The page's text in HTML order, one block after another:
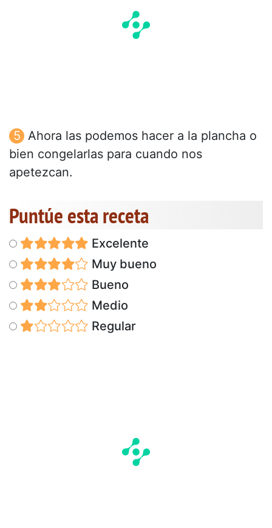
Ahora las podemos hacer a la plancha o
bien congelarlas para cuando nos
apetezcan.
Puntúe esta receta
Excelente
Muy bueno
Bueno
Medio
Regular